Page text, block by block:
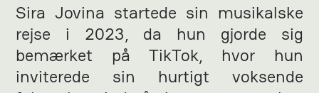
Sira Jovina startede sin musikalske
rejse i 2023, da hun gjorde sig
bemærket på TikTok, hvor hun
inviterede sin hurtigt voksende